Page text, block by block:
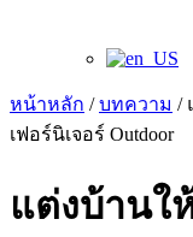
หน้าหลัก /บทความ /
เฟอร์นิเจอร์ Outdoor
แต่งบ้านใ